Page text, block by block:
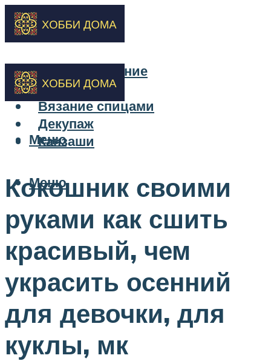
Бисероплетение
Вышивка
Вязание спицами
Декупаж
Канзаши
Меню
Меню
Кокошник своими
руками как сшить
красивый, чем
украсить осенний
для девочки, для
куклы, мк